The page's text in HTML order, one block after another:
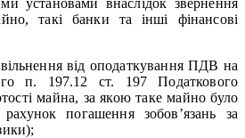
такі банки та інші фінансові
від оподаткування ПДВ на
п. 197.12 ст. 197 Податкового
майна, за якою таке майно було
погашення зобов’язань за